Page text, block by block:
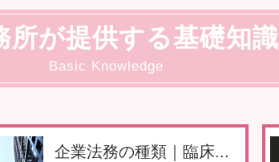
所が提供する基礎知識
Basic Knowledge
企業法務の種類｜臨床...